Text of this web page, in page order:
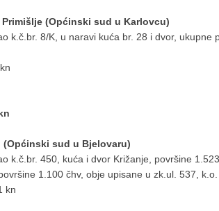
(Općinski sud u Karlovcu)
k.č.br. 8/K, u naravi kuća br. 28 i dvor, ukupne
sud u Bjelovaru)
k.č.br. 450, kuća i dvor Križanje, površine
1.100 čhv, obje upisane u zk.ul. 537, k.o.
kn